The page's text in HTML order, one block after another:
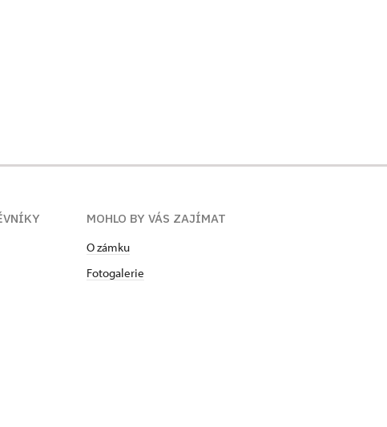
MOHLO BY VÁS ZAJÍMAT
O zámku
Fotogalerie